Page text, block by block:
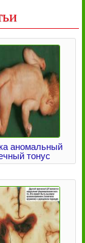
аномальный
тонус